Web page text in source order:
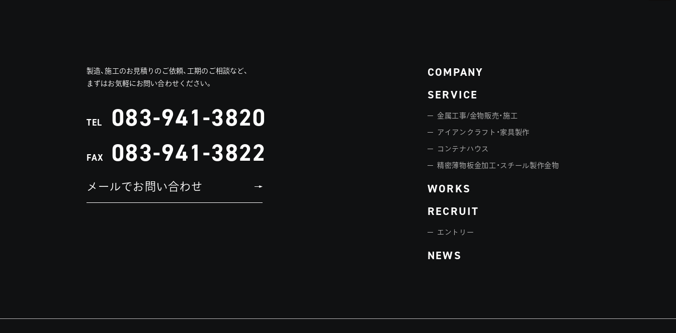
製造、施工のお見積りのご依頼、工期のご相談など、
まずはお気軽にお問い合わせください。
TEL 083-941-3820
FAX 083-941-3822
メールでお問い合わせ
COMPANY
SERVICE
金属工事/金物販売・施工
アイアンクラフト・家具製作
コンテナハウス
精密薄物板金加工・スチール製作金物
WORKS
RECRUIT
エントリー
NEWS